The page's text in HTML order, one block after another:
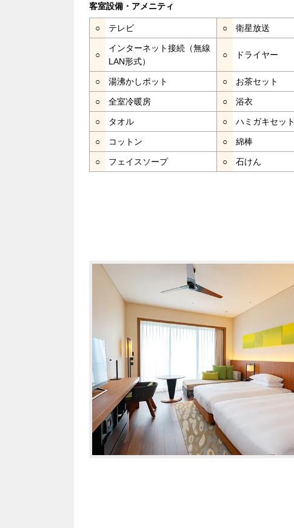
客室設備・アメニティ
○ テレビ ○ 衛星放送
○
インターネット接続（無線
LAN形式）
○ ドライヤー
○ 湯沸かしポット ○ お茶セット
○ 全室冷暖房 ○ 浴衣
○ タオル ○ ハミガキセット
○ コットン ○ 綿棒
○ フェイスソープ ○ 石けん